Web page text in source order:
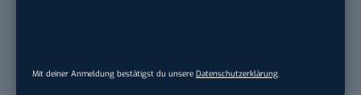
Mit deiner Anmeldung bestätigst du unsere Datenschutzerklärung
wollen.